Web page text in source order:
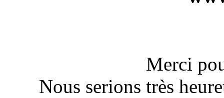
Merci
Nous serions très